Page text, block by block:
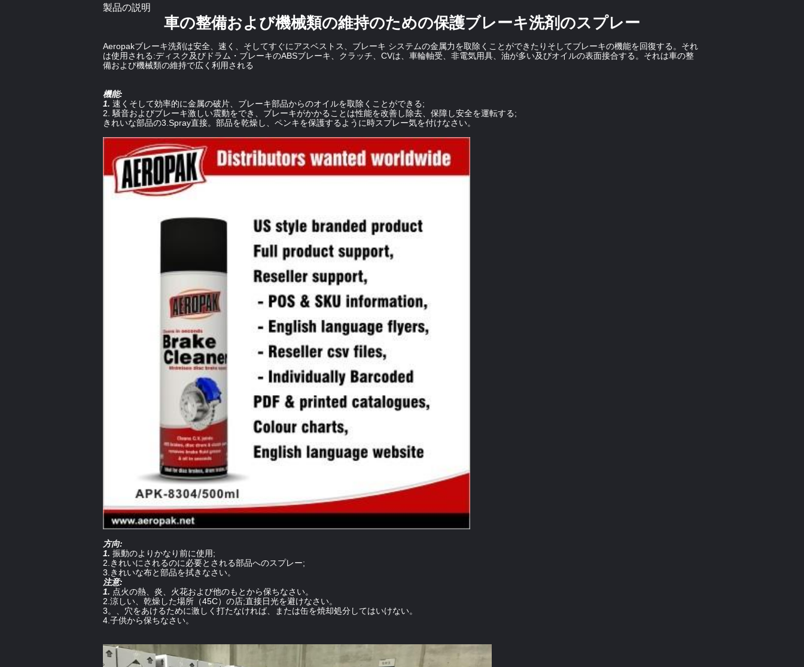
製品の説明
車の整備および機械類の維持のための保護ブレーキ洗剤のスプレー
Aeropakブレーキ洗剤は安全、速く、そしてすぐにアスベストス、ブレーキ システムの金属力を取除くことができたりそしてブレーキの機能を回復する。それ
は使用される:ディスク及びドラム・ブレーキのABSブレーキ、クラッチ、CVは、車輪軸受、非電気用具、油が多い及びオイルの表面接合する。それは車の整
備および機械類の維持で広く利用される
機能:
1. 速くそして効率的に金属の破片、ブレーキ部品からのオイルを取除くことができる;
2. 騒音およびブレーキ激しい震動をでき、ブレーキがかかることは性能を改善し除去、保障し安全を運転する;
きれいな部品の3.Spray直接。部品を乾燥し、ペンキを保護するように時スプレー気を付けなさい。
方向:
1. 振動のよりかなり前に使用;
2.きれいにされるのに必要とされる部品へのスプレー;
3.きれいな布と部品を拭きなさい。
注意:
1. 点火の熱、炎、火花および他のもとから保ちなさい。
2.涼しい、乾燥した場所（45C）の店;直接日光を避けなさい。
3。、穴をあけるために激しく打たなければ、または缶を焼却処分してはいけない。
4.子供から保ちなさい。